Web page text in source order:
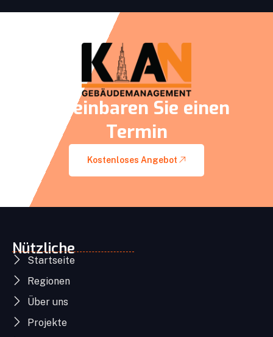
Vereinbaren Sie einen
Termin
Kostenloses Angebot
Nützliche
Startseite
Regionen
Über uns
Projekte